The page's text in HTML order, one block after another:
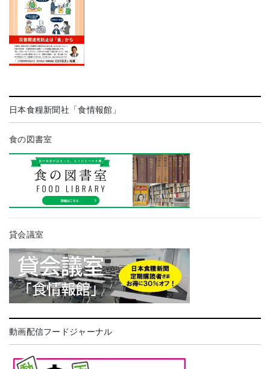
日本食糧新聞社「食情報館」
食の図書室
貸会議室
動画配信フードジャーナル